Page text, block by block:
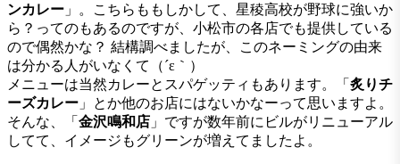
ンカレー 」。こちらももしかして、星稜高校が野球に強いか
ら？ってのもあるのですが、小松市の各店でも提供している
ので偶然かな？ 結構調べましたが、このネーミングの由来
は分かる人がいなくて（´ε｀）
メニューは当然カレーとスパゲッティもあります。「 炙りチ
ーズカレー 」とか他のお店にはないかなーって思いますよ。
そんな、「 金沢鳴和店 」ですが数年前にビルがリニューアル
してて、イメージもグリーンが増えてましたよ。